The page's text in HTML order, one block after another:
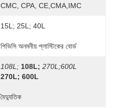
CMC, CPA, CE,CMA,IMC
15L; 25L; 40L
পিভিসি অনমনীয় প্লাস্টিকের বোর্ড
108L; 108L; 270L;600L
270L; 600L
বৈদ্যুতিক